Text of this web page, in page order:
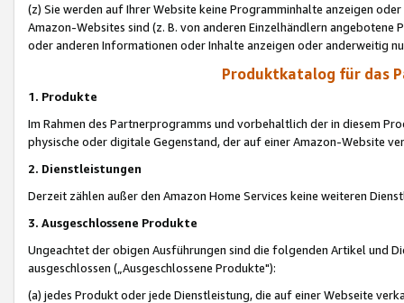
(z) Sie werden auf Ihrer Website keine Programminhalte anzeigen
Amazon-Websites sind (z. B. von anderen Einzelhändlern
oder anderen Informationen oder Inhalte anzeigen oder anderweitig
Produktkatalog für das
1. Produkte
Im Rahmen des Partnerprogramms und vorbehaltlich der in diesem
physische oder digitale Gegenstand, der auf einer Amazon-Website
2. Dienstleistungen
Derzeit zählen außer den Amazon Home Services keine weiteren
3. Ausgeschlossene Produkte
Ungeachtet der obigen Ausführungen sind die folgenden Artikel und
ausgeschlossen („Ausgeschlossene Produkte"):
(a) jedes Produkt oder jede Dienstleistung, die auf einer Webseite